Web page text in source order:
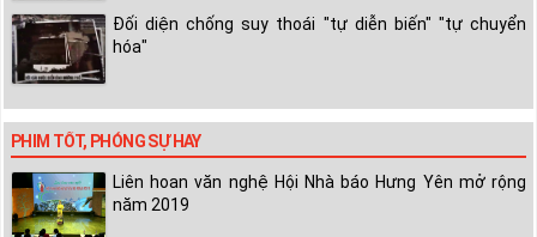
Đối diện chống suy thoái "tự diễn biến" "tự chuyển
hóa"
PHIM TỐT, PHÓNG SỰ HAY
Liên hoan văn nghệ Hội Nhà báo Hưng Yên mở rộng
năm 2019